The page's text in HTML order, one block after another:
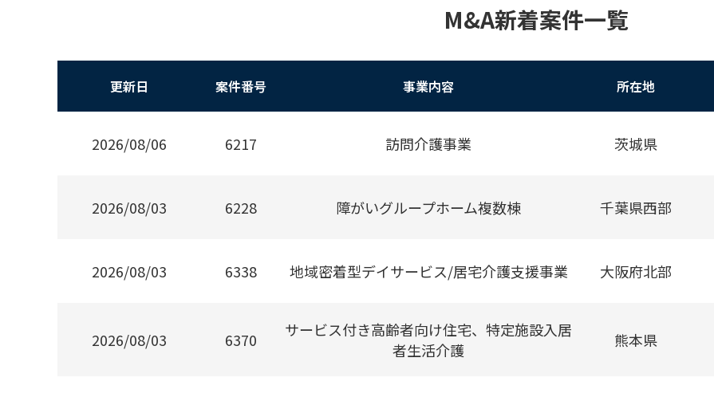
M&A新着案件一覧
更新日 案件番号 事業内容 所在地
2026/08/06 6217 訪問介護事業 茨城県
2026/08/03 6228 障がいグループホーム複数棟 千葉県西部
2026/08/03 6338 地域密着型デイサービス/居宅介護支援事業 大阪府北部
2026/08/03 6370
サービス付き高齢者向け住宅、特定施設入居
者生活介護
熊本県